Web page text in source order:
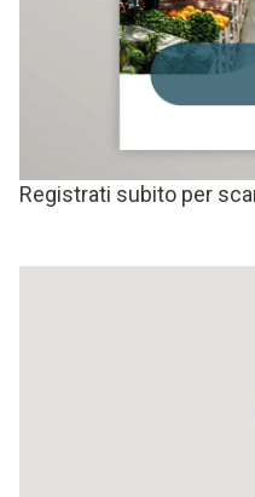
Registrati subito per